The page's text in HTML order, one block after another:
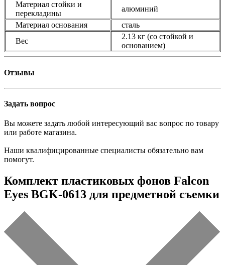
Материал стойки и
перекладины
алюминий
Материал основания
сталь
Вес
2.13 кг (со стойкой и
основанием)
Отзывы
Задать вопрос
Вы можете задать любой интересующий вас вопрос по товару
или работе магазина.
Наши квалифицированные специалисты обязательно вам
помогут.
Комплект пластиковых фонов Falcon
Eyes BGK-0613 для предметной съемки